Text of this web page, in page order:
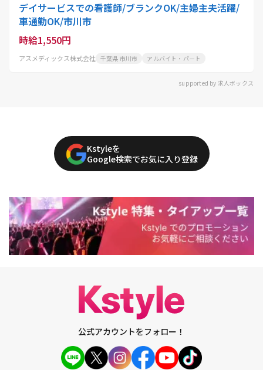
デイサービスでの看護師/ブランクOK/主婦主夫活躍/
車通勤OK/市川市
時給1,550円
アスメディックス株式会社 千葉県 市川市 アルバイト・パート
supported by 求人ボックス
Kstyleを
Google検索でお気に入り登録
公式アカウントをフォロー！